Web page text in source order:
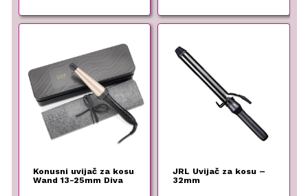
Konusni uvijač za kosu
Wand 13-25mm Diva
JRL Uvijač za kosu –
32mm